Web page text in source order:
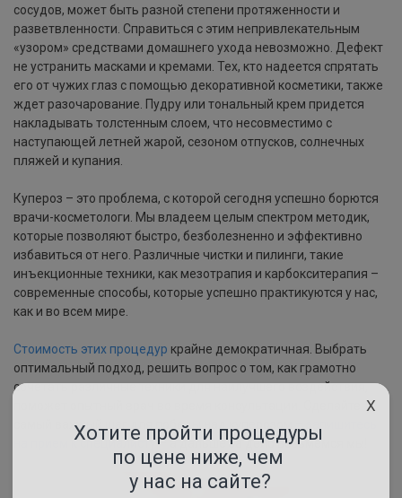
сосудов, может быть разной степени протяженности и
разветвленности. Справиться с этим непривлекательным
«узором» средствами домашнего ухода невозможно. Дефект
не устранить масками и кремами. Тех, кто надеется спрятать
его от чужих глаз с помощью декоративной косметики, также
ждет разочарование. Пудру или тональный крем придется
накладывать толстенным слоем, что несовместимо с
наступающей летней жарой, сезоном отпусков, солнечных
пляжей и купания.
Купероз – это проблема, с которой сегодня успешно борются
врачи-косметологи. Мы владеем целым спектром методик,
которые позволяют быстро, безболезненно и эффективно
избавиться от него. Различные чистки и пилинги, такие
инъекционные техники, как мезотрапия и карбокситерапия –
современные способы, которые успешно практикуются у нас,
как и во всем мире.
Стоимость этих процедур крайне демократичная. Выбрать
оптимальный подход, решить вопрос о том, как грамотно
сочетать различные техники для наилучшего воздействия,
самый важный шаг для победы над куперозом –
на прием к специалисту– а дальше за дело возьмемся мы!
X